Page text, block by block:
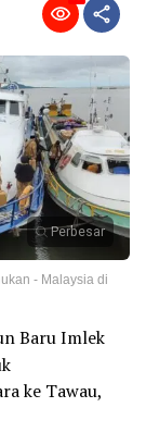
Perbesar
- Malaysia di
Baru Imlek
ke Tawau,